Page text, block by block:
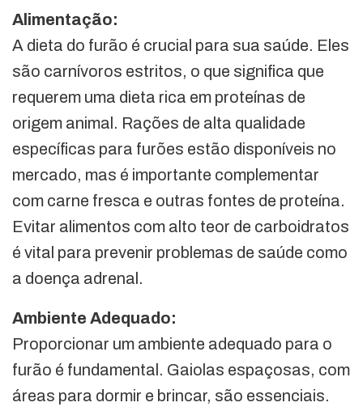
Alimentação:
A dieta do furão é crucial para sua saúde. Eles
são carnívoros estritos, o que significa que
requerem uma dieta rica em proteínas de
origem animal. Rações de alta qualidade
específicas para furões estão disponíveis no
mercado, mas é importante complementar
com carne fresca e outras fontes de proteína.
Evitar alimentos com alto teor de carboidratos
é vital para prevenir problemas de saúde como
a doença adrenal.
Ambiente Adequado:
Proporcionar um ambiente adequado para o
furão é fundamental. Gaiolas espaçosas, com
áreas para dormir e brincar, são essenciais.